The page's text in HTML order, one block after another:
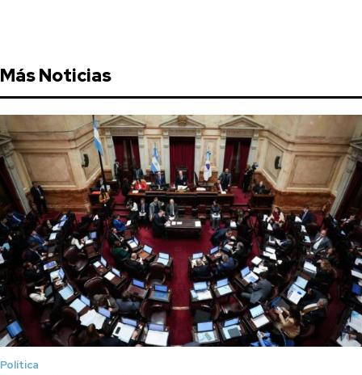
Más Noticias
Política